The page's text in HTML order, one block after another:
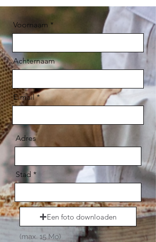
Voornaam
Achternaam
E-mail
Adres
Stad
Een foto downloaden
(max. 15 Mo)